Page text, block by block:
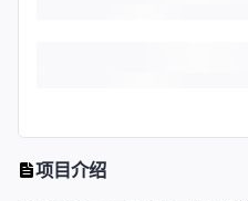
项目介绍